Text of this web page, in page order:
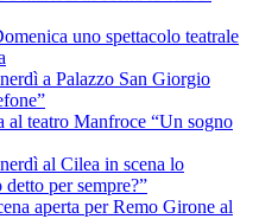
uno spettacolo teatrale
a Palazzo San Giorgio
teatro Manfroce “Un sogno
al Cilea in scena lo
per sempre?”
aperta per Remo Girone al